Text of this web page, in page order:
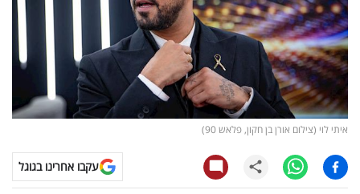
דעות
רכילות
עסקית
קריפטו
ויראלי
איתי לוי (צילום אורן בן חקון, פלאש 90)
עקבו אחרינו בגוגל